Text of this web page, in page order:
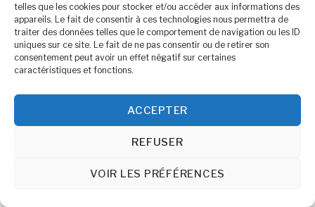
telles que les cookies pour stocker et/ou accéder aux informations des
appareils. Le fait de consentir à ces technologies nous permettra de
traiter des données telles que le comportement de navigation ou les ID
uniques sur ce site. Le fait de ne pas consentir ou de retirer son
consentement peut avoir un effet négatif sur certaines
caractéristiques et fonctions.
ACCEPTER
REFUSER
VOIR LES PRÉFÉRENCES
©Altitude 1502026
info@altitude150.be